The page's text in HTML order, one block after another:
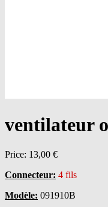
ventilateur
Price: 13,00 €
Connecteur: 4 fils
Modèle: 091910B